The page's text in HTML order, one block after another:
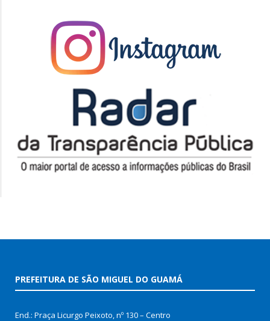
PREFEITURA DE SÃO MIGUEL DO GUAMÁ
End.: Praça Licurgo Peixoto, nº 130 – Centro